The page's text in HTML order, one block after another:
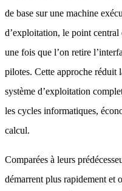
de base sur une machine
d’exploitation, le point
une fois que l’on retire
pilotes. Cette approche réduit
système d’exploitation
les cycles informatiques,
calcul.
Comparées à leurs
démarrent plus rapidement et